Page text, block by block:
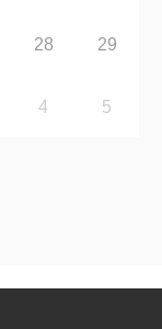
28 29
4 5